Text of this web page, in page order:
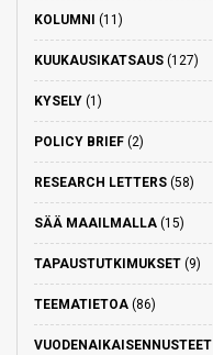
KOLUMNI (11)
KUUKAUSIKATSAUS (127)
KYSELY (1)
POLICY BRIEF (2)
RESEARCH LETTERS (58)
SÄÄ MAAILMALLA (15)
TAPAUSTUTKIMUKSET (9)
TEEMATIETOA (86)
VUODENAIKAISENNUSTEET